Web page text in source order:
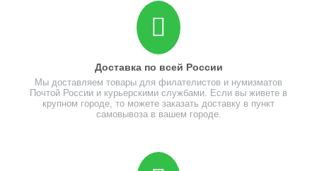
Доставка по всей России
Мы доставляем товары для филателистов и нумизматов
Почтой России и курьерскими службами. Если вы живете в
крупном городе, то можете заказать доставку в пункт
самовывоза в вашем городе.